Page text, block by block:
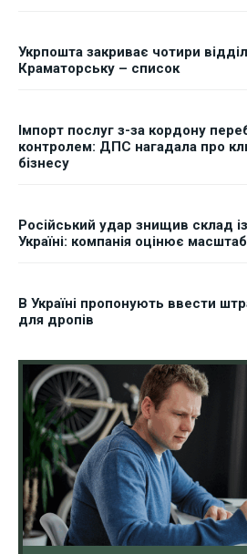
Укрпошта закриває чотири
Краматорську – список
Імпорт послуг з-за кордону
контролем: ДПС нагадала про
бізнесу
Російський удар знищив склад
Україні: компанія оцінює
В Україні пропонують ввести
для дропів